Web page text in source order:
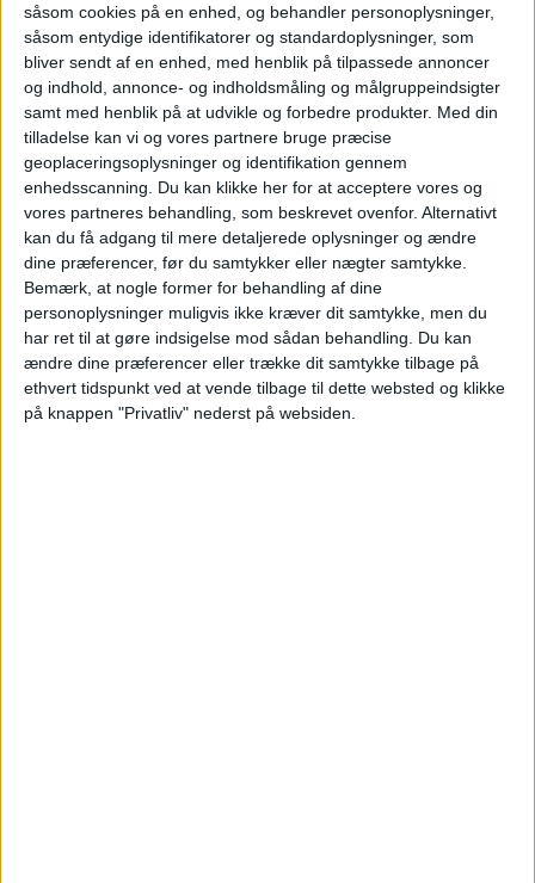
såsom cookies på en enhed, og behandler personoplysninger,
såsom entydige identifikatorer og standardoplysninger, som
bliver sendt af en enhed, med henblik på tilpassede annoncer
og indhold, annonce- og indholdsmåling og målgruppeindsigter
samt med henblik på at udvikle og forbedre produkter. Med din
tilladelse kan vi og vores partnere bruge præcise
geoplaceringsoplysninger og identifikation gennem
enhedsscanning. Du kan klikke her for at acceptere vores og
vores partneres behandling, som beskrevet ovenfor. Alternativt
kan du få adgang til mere detaljerede oplysninger og ændre
dine præferencer, før du samtykker eller nægter samtykke.
Bemærk, at nogle former for behandling af dine
personoplysninger muligvis ikke kræver dit samtykke, men du
har ret til at gøre indsigelse mod sådan behandling.
Du kan
ændre dine præferencer eller trække dit samtykke tilbage på
ethvert tidspunkt ved at vende tilbage til dette websted og klikke
på knappen "Privatliv" nederst på websiden.
indberette udlejningsdage, at data skal kunne
samkøres på tværs af platforme, og at
platformene skal have pligt til at blokere
annoncer, når udlejningsloftet er overskredet.
"Regler har kun værdi, hvis de også kan
håndhæves. En registreringsordning
kombineret med løbende indberetning og
bedre datadeling vil give myndighederne langt
bedre muligheder for at slå ned på ulovlige
skyggehoteller og sikre fair konkurrence,"